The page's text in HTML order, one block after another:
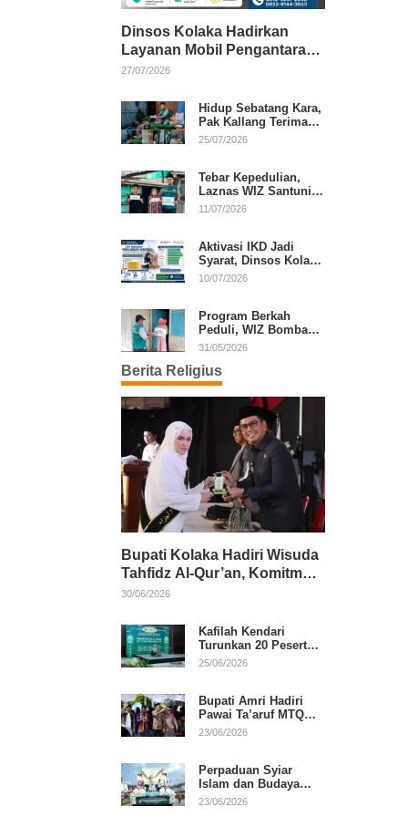
Dinsos Kolaka Hadirkan
Layanan Mobil Pengantaran
Gratis bagi Pasien Penerima
27/07/2026
Hidup Sebatang Kara,
Pak Kallang Terima
Bantuan dari Laznas
25/07/2026
Tebar Kepedulian,
Laznas WIZ Santuni
Anak Yatim dan
11/07/2026
Aktivasi IKD Jadi
Syarat, Dinsos Kolaka
Sosialisasikan
10/07/2026
Program Berkah
Peduli, WIZ Bombana
Bantu Lansia dan
31/05/2026
Berita Religius
Bupati Kolaka Hadiri Wisuda
Tahfidz Al-Qur’an, Komitmen
Dukung Pendidikan
30/06/2026
Kafilah Kendari
Turunkan 20 Peserta
pada Hari Pertama
25/06/2026
Bupati Amri Hadiri
Pawai Ta’aruf MTQ
XXXI Sultra, Beri
23/06/2026
Perpaduan Syiar
Islam dan Budaya
Warnai Pawai Ta’aruf
23/06/2026